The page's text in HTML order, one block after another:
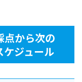
点から次の
ケジュール